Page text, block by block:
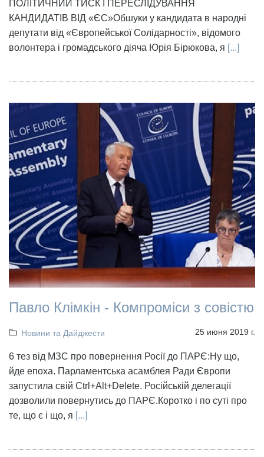
ПОЛІТИЧНИЙ ТИСК І ПЕРЕСЛІДУВАННЯ
КАНДИДАТІВ ВІД «ЄС»Обшуки у кандидата в народні
депутати від «Європейської Солідарності», відомого
волонтера і громадського діяча Юрія Бірюкова, я [...]
Павло Клімкін - Компроміси з совістю
Новини та Дайджести 25 июня 2019 г.
6 тез від МЗС про повернення Росії до ПАРЄ:Ну що,
йде епоха. Парламентська асамблея Ради Європи
запустила свій Ctrl+Alt+Delete. Російській делегації
дозволили повернутись до ПАРЄ.Коротко і по суті про
те, що є і що, я [...]